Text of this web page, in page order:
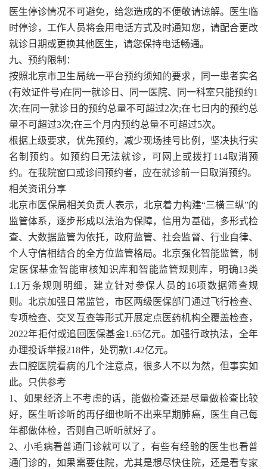
医生停诊情况不可避免，给您造成的不便敬请谅解。医生临
时停诊，工作人员将会用电话方式及时通知您，请配合更改
就诊日期或更换其他医生，请您保持电话畅通。
九、预约限制：
按照北京市卫生局统一平台预约须知的要求，同一患者实名
(有效证件号)在同一就诊日、同一医院、同一科室只能预约1
次;在同一就诊日的预约总量不可超过2次;在七日内的预约总
量不可超过3次;在三个月内预约总量不可超过5次。
根据上级要求，优先预约，减少现场挂号比例，坚决执行实
名制预约。如预约日无法就诊，可网上或拨打114取消预
约。在我院窗口或诊间预约者，应在就诊前一日取消预约。
相关资讯分享
北京市医保局相关负责人表示，北京着力构建“三横三纵”的
监管体系，逐步形成以法治为保障，信用为基础，多形式检
查、大数据监管为依托，政府监管、社会监督、行业自律、
个人守信相结合的全方位监管格局。北京强化智能监管，制
定医保基金智能审核知识库和智能监管规则库，明确13类
1.1万条规则明细，建立针对参保人员的16项数据筛查规
则。北京加强日常监管，市区两级医保部门通过飞行检查、
专项检查、交叉互查等形式开展定点医药机构全覆盖检查，
2022年拒付或追回医保基金1.65亿元。加强行政执法，全年
办理投诉举报218件，处罚款1.42亿元。
去口腔医院看病的几个注意点，很多人不以为然，但事实如
此。只供参考
1、如果经济上不考虑的话，能做检查还是尽量做检查比较
好，医生听诊听的再仔细也听不出来早期肺癌，医生自己每
年都做体检，否则自己听听就好了。
2、小毛病看普通门诊就可以了，有些有经验的医生也看普
通门诊的，如果需要住院，尤其是想尽快住院，还是看专家